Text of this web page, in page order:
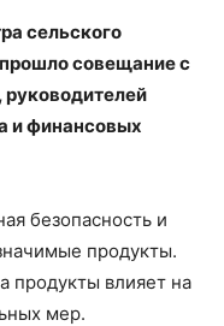
сельского
совещание с
и финансовых
безопасность и
продукты.
продукты влияет на
мер.